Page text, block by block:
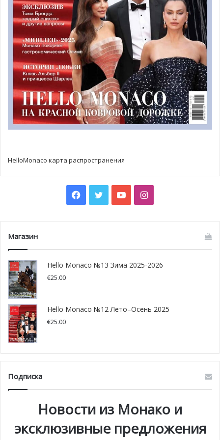
семейных пособий государственным и муниципальным
служащим позволит женщинам, задействованным в
данной области и проживающим на территории Монако,
принимать на себястатус главы семьии, таким образом,
получать пособия на семью и другие пособия на
семейные расходы, а также медицинскую страховку для
себя и членов своей семьи. По приблизительным
подсчетам, данное изменение в законе коснется более
530 женщин.
Княжеское правительство также предусмотрело, что в
союза теперь будет сохранять за собой статус главы
В скором времени данная реформа будет
распространяться и на женщин, работающих в частном
секторе и проживающих в Монако. Однако, данная
франко-монегасским соглашением о социальном
обеспечении и доступе к семейным пособиям.
Правительство Монако планирует начать обсуждение
этого вопроса с французской стороной.
Фото: gouv.mc/pixabay
HelloMonaco карта распространения
Facebook
TwitterYouTubeInstagram
Магазин
Hello Monaco №13 Зима 2025-2026
€25.00
Hello Monaco №12 Лето–Осень 2025
€25.00
Подписка
Новости из Монако и
эксклюзивные предложения